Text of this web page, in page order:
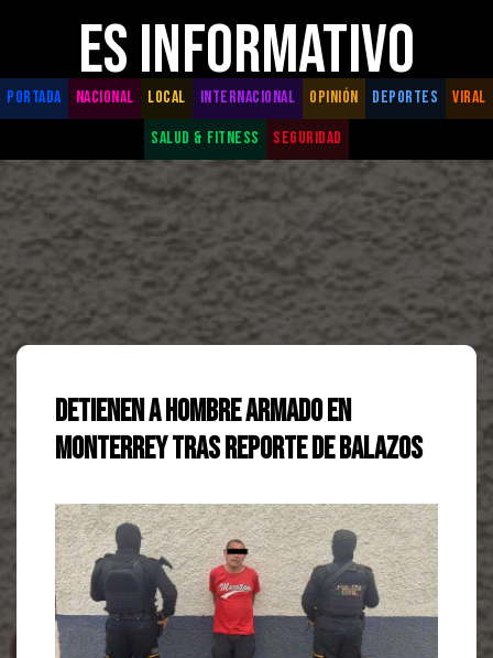
ES INFORMATIVO
PORTADA NACIONAL LOCAL INTERNACIONAL OPINIÓN DEPORTES
VIRAL
SALUD & FITNESS
SEGURIDAD
Detienen a Hombre Armado en
Monterrey Tras Reporte de Balazos